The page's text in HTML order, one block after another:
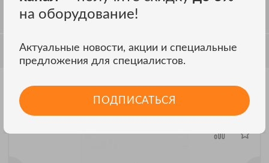
ОТЗЫВЫ
ОБСУЖДЕНИЕ
Другие модели Fluke Industrial ВСЕ МОДЕЛИ
на оборудование!
Актуальные новости, акции и специальные
предложения для специалистов.
ПОДПИСАТЬСЯ